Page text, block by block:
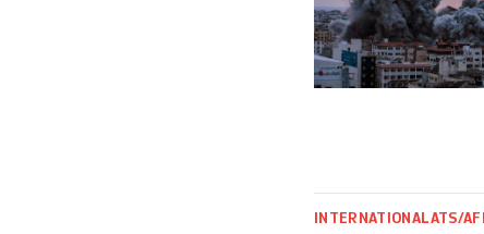
INTERNATIONALATS/